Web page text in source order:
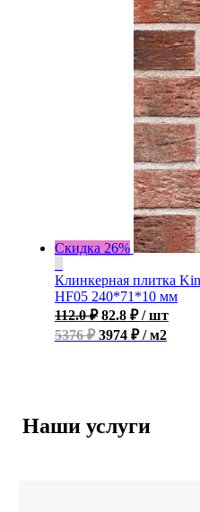
Скидка 26%
Клинкерная плитка
HF05 240*71*10 мм
112.0₽ 82.8 ₽ / шт
5376 ₽3974 ₽ / м2
Наши услуги